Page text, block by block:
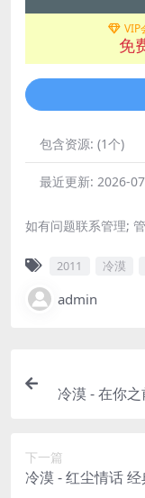
VIP
免
包含资源: (1个)
最近更新: 2026-
如有问题联系管理;
2011 冷漠
admin
冷漠 - 在你
下一篇
冷漠 - 红尘情话